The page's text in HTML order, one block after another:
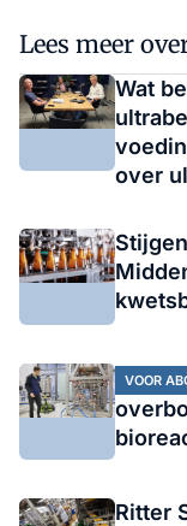
Lees meer
Wat
over
VOOR
Ritter